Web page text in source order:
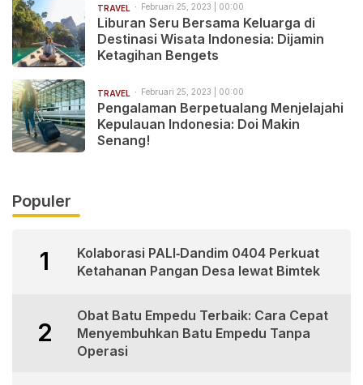
TRAVEL Februari 25, 2023 | 00:00
Liburan Seru Bersama Keluarga di
Destinasi Wisata Indonesia: Dijamin
Ketagihan Bengets
TRAVEL Februari 25, 2023 | 00:00
Pengalaman Berpetualang Menjelajahi
Kepulauan Indonesia: Doi Makin
Senang!
Populer
1
Kolaborasi PALI‑Dandim 0404 Perkuat
Ketahanan Pangan Desa lewat Bimtek
2
Obat Batu Empedu Terbaik: Cara Cepat
Menyembuhkan Batu Empedu Tanpa
Operasi